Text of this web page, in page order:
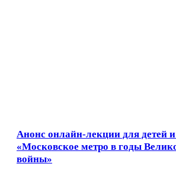
Анонс онлайн-лекции для детей
«Московское метро в годы
войны»